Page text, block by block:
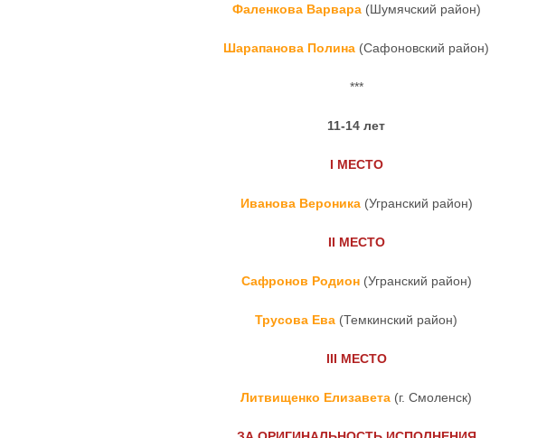
Фаленкова Варвара(Шумячский район)
Шарапанова Полина (Сафоновский район)
***
11-14 лет
I МЕСТО
Иванова Вероника(Угранский район)
II МЕСТО
Сафронов Родион(Угранский район)
Трусова Ева (Темкинский район)
III МЕСТО
Литвищенко Елизавета (г. Смоленск)